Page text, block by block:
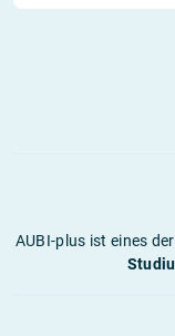
AUBI-plus ist eines